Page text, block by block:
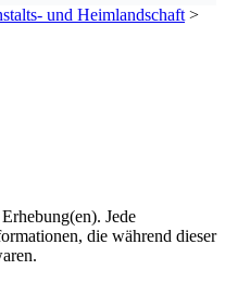
und Heimlandschaft >
Jede
die während dieser